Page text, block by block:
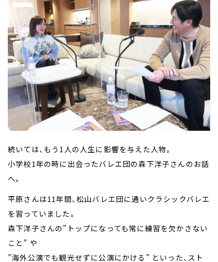
続いては、もう1人の人生に影響を与えた人物。
小学校1年の時に出会ったバレエ団の森下洋子さんのお話
へ。
平原さんは11年間、松山バレエ団に通いクラシックバレエ
を習っていました。
森下洋子さんの”トップになっても常に練習を欠かさない
こと” や
”海外公演でも観光せずに公演にかける” といった、スト